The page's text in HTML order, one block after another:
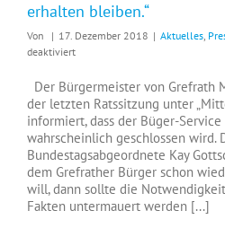
erhalten bleiben.“
Von | 17. Dezember 2018 | Aktuelles,
deaktiviertfür
„Der
Bürger-
Service
in
muss
erhalten
bleiben.“
Der Bürgermeister von Grefrath
der letzten Ratssitzung unter
informiert, dass der Büger-
wahrscheinlich geschlossen wird.
Bundestagsabgeordnete Kay
dem Grefrather Bürger schon
will, dann sollte die
Fakten untermauert werden [...]